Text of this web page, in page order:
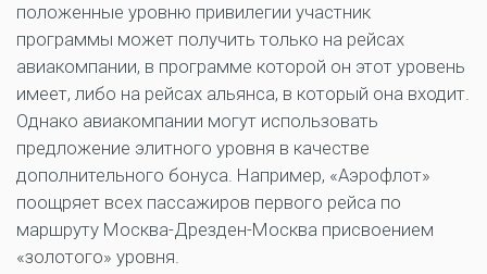
положенные уровню привилегии участник
программы может получить только на рейсах
авиакомпании, в программе которой он этот уровень
имеет, либо на рейсах альянса, в который она входит.
Однако авиакомпании могут использовать
предложение элитного уровня в качестве
дополнительного бонуса. Например, «Аэрофлот»
поощряет всех пассажиров первого рейса по
маршруту Москва-Дрезден-Москва присвоением
«золотого» уровня.